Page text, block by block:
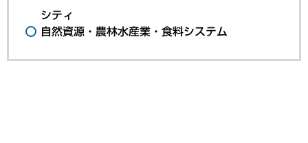
シティ
自然資源・農林水産業・食料システム